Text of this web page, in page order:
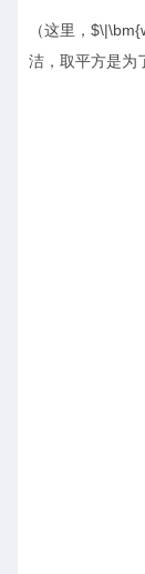
（这里，
洁，取平方是为